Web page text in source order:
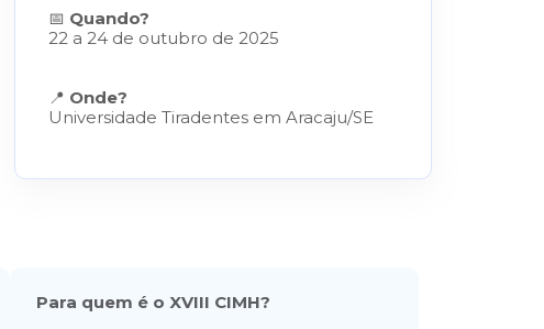
📅 Quando?
22 a 24 de outubro de 2025
📍 Onde?
Universidade Tiradentes em Aracaju/SE
Para quem é o XVIII CIMH?